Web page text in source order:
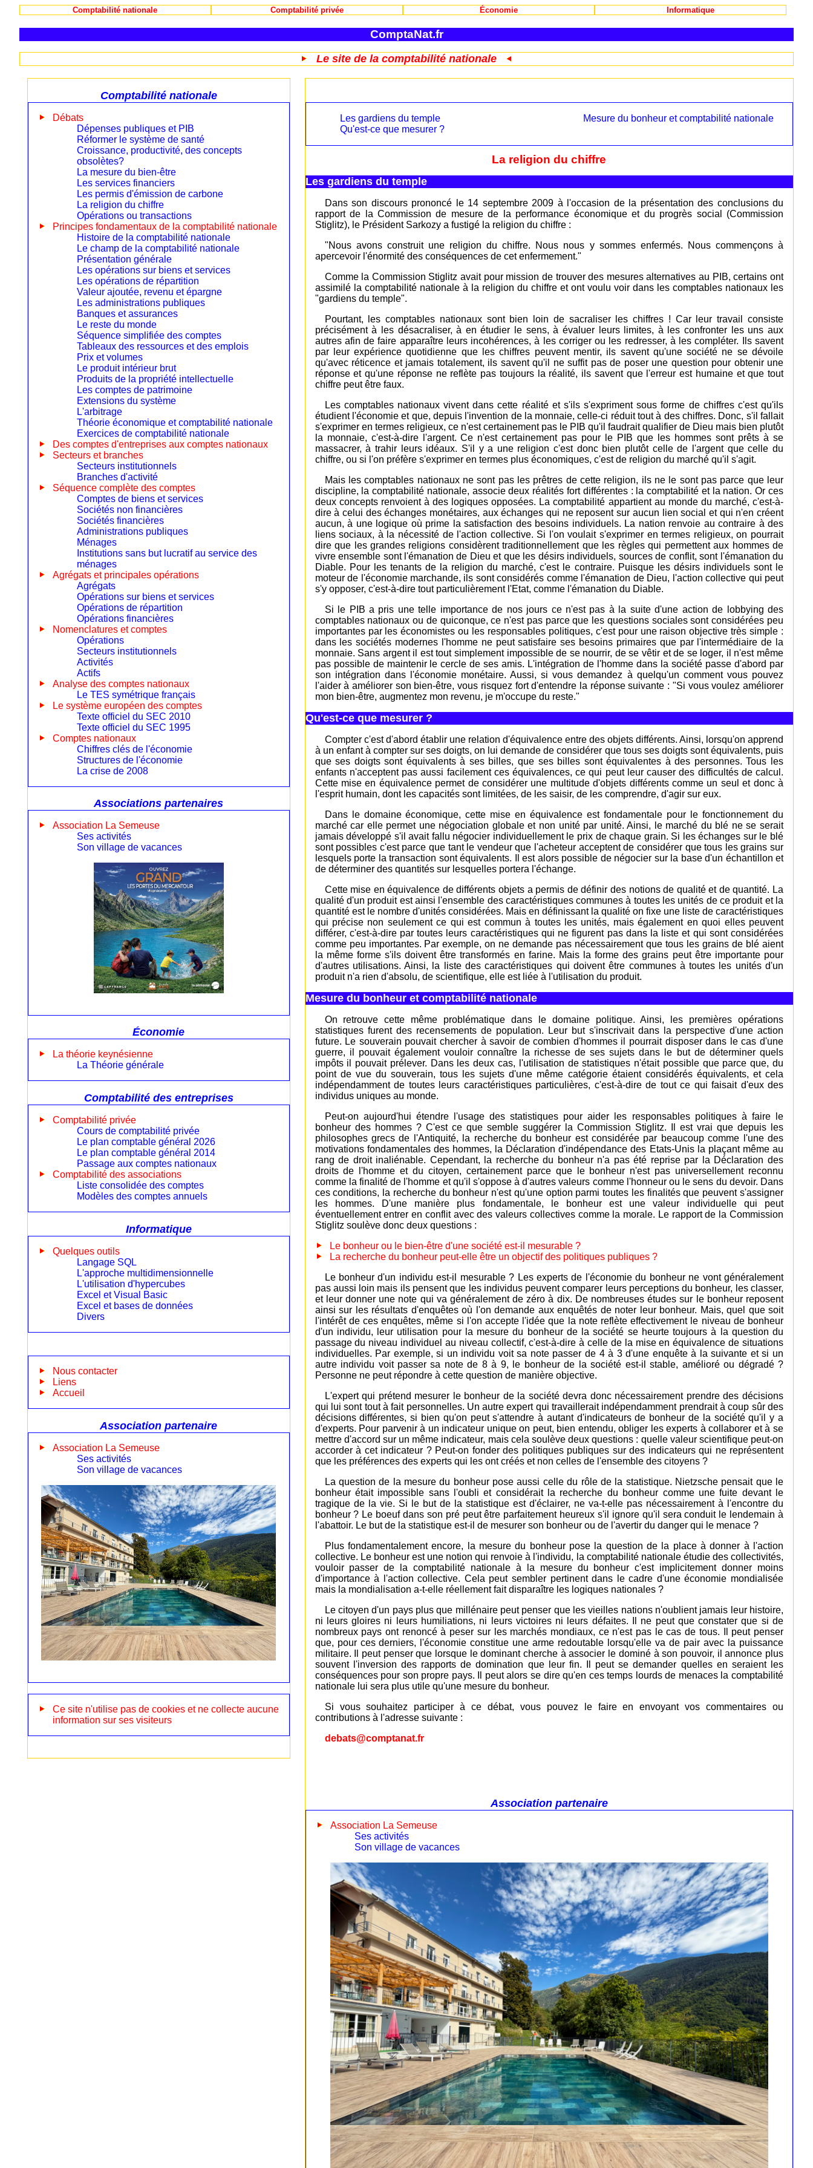
Comptabilité nationale Comptabilité privée Économie Informatique
ComptaNat.fr
Le site de la comptabilité nationale
Les gardiens du temple
Qu'est-ce que mesurer ?
Mesure du bonheur et comptabilité nationale
La religion du chiffre
Les gardiens du temple
Dans son discours prononcé le 14 septembre 2009 à l'occasion de la présentation des conclusions du
rapport de la Commission de mesure de la performance économique et du progrès social (Commission
Stiglitz), le Président Sarkozy a fustigé la religion du chiffre :
"Nous avons construit une religion du chiffre. Nous nous y sommes enfermés. Nous commençons à
apercevoir l'énormité des conséquences de cet enfermement."
Comme la Commission Stiglitz avait pour mission de trouver des mesures alternatives au PIB, certains ont
assimilé la comptabilité nationale à la religion du chiffre et ont voulu voir dans les comptables nationaux les
"gardiens du temple".
Pourtant, les comptables nationaux sont bien loin de sacraliser les chiffres ! Car leur travail consiste
précisément à les désacraliser, à en étudier le sens, à évaluer leurs limites, à les confronter les uns aux
autres afin de faire apparaître leurs incohérences, à les corriger ou les redresser, à les compléter. Ils savent
par leur expérience quotidienne que les chiffres peuvent mentir, ils savent qu'une société ne se dévoile
qu'avec réticence et jamais totalement, ils savent qu'il ne suffit pas de poser une question pour obtenir une
réponse et qu'une réponse ne reflète pas toujours la réalité, ils savent que l'erreur est humaine et que tout
chiffre peut être faux.
Les comptables nationaux vivent dans cette réalité et s'ils s'expriment sous forme de chiffres c'est qu'ils
étudient l'économie et que, depuis l'invention de la monnaie, celle-ci réduit tout à des chiffres. Donc, s'il fallait
s'exprimer en termes religieux, ce n'est certainement pas le PIB qu'il faudrait qualifier de Dieu mais bien plutôt
la monnaie, c'est-à-dire l'argent. Ce n'est certainement pas pour le PIB que les hommes sont prêts à se
massacrer, à trahir leurs idéaux. S'il y a une religion c'est donc bien plutôt celle de l'argent que celle du
chiffre, ou si l'on préfère s'exprimer en termes plus économiques, c'est de religion du marché qu'il s'agit.
Mais les comptables nationaux ne sont pas les prêtres de cette religion, ils ne le sont pas parce que leur
discipline, la comptabilité nationale, associe deux réalités fort différentes : la comptabilité et la nation. Or ces
deux concepts renvoient à des logiques opposées. La comptabilité appartient au monde du marché, c'est-à-
dire à celui des échanges monétaires, aux échanges qui ne reposent sur aucun lien social et qui n'en créent
aucun, à une logique où prime la satisfaction des besoins individuels. La nation renvoie au contraire à des
liens sociaux, à la nécessité de l'action collective. Si l'on voulait s'exprimer en termes religieux, on pourrait
dire que les grandes religions considèrent traditionnellement que les règles qui permettent aux hommes de
vivre ensemble sont l'émanation de Dieu et que les désirs individuels, sources de conflit, sont l'émanation du
Diable. Pour les tenants de la religion du marché, c'est le contraire. Puisque les désirs individuels sont le
moteur de l'économie marchande, ils sont considérés comme l'émanation de Dieu, l'action collective qui peut
s'y opposer, c'est-à-dire tout particulièrement l'Etat, comme l'émanation du Diable.
Si le PIB a pris une telle importance de nos jours ce n'est pas à la suite d'une action de lobbying des
comptables nationaux ou de quiconque, ce n'est pas parce que les questions sociales sont considérées peu
importantes par les économistes ou les responsables politiques, c'est pour une raison objective très simple :
dans les sociétés modernes l'homme ne peut satisfaire ses besoins primaires que par l'intermédiaire de la
monnaie. Sans argent il est tout simplement impossible de se nourrir, de se vêtir et de se loger, il n'est même
pas possible de maintenir le cercle de ses amis. L'intégration de l'homme dans la société passe d'abord par
son intégration dans l'économie monétaire. Aussi, si vous demandez à quelqu'un comment vous pouvez
l'aider à améliorer son bien-être, vous risquez fort d'entendre la réponse suivante : "Si vous voulez améliorer
mon bien-être, augmentez mon revenu, je m'occupe du reste."
Qu'est-ce que mesurer ?
Compter c'est d'abord établir une relation d'équivalence entre des objets différents. Ainsi, lorsqu'on apprend
à un enfant à compter sur ses doigts, on lui demande de considérer que tous ses doigts sont équivalents, puis
que ses doigts sont équivalents à ses billes, que ses billes sont équivalentes à des personnes. Tous les
enfants n'acceptent pas aussi facilement ces équivalences, ce qui peut leur causer des difficultés de calcul.
Cette mise en équivalence permet de considérer une multitude d'objets différents comme un seul et donc à
l'esprit humain, dont les capacités sont limitées, de les saisir, de les comprendre, d'agir sur eux.
Dans le domaine économique, cette mise en équivalence est fondamentale pour le fonctionnement du
marché car elle permet une négociation globale et non unité par unité. Ainsi, le marché du blé ne se serait
jamais développé s'il avait fallu négocier individuellement le prix de chaque grain. Si les échanges sur le blé
sont possibles c'est parce que tant le vendeur que l'acheteur acceptent de considérer que tous les grains sur
lesquels porte la transaction sont équivalents. Il est alors possible de négocier sur la base d'un échantillon et
de déterminer des quantités sur lesquelles portera l'échange.
Cette mise en équivalence de différents objets a permis de définir des notions de qualité et de quantité. La
qualité d'un produit est ainsi l'ensemble des caractéristiques communes à toutes les unités de ce produit et la
quantité est le nombre d'unités considérées. Mais en définissant la qualité on fixe une liste de caractéristiques
qui précise non seulement ce qui est commun à toutes les unités, mais également en quoi elles peuvent
différer, c'est-à-dire par toutes leurs caractéristiques qui ne figurent pas dans la liste et qui sont considérées
comme peu importantes. Par exemple, on ne demande pas nécessairement que tous les grains de blé aient
la même forme s'ils doivent être transformés en farine. Mais la forme des grains peut être importante pour
d'autres utilisations. Ainsi, la liste des caractéristiques qui doivent être communes à toutes les unités d'un
produit n'a rien d'absolu, de scientifique, elle est liée à l'utilisation du produit.
Mesure du bonheur et comptabilité nationale
On retrouve cette même problématique dans le domaine politique. Ainsi, les premières opérations
statistiques furent des recensements de population. Leur but s'inscrivait dans la perspective d'une action
future. Le souverain pouvait chercher à savoir de combien d'hommes il pourrait disposer dans le cas d'une
guerre, il pouvait également vouloir connaître la richesse de ses sujets dans le but de déterminer quels
impôts il pouvait prélever. Dans les deux cas, l'utilisation de statistiques n'était possible que parce que, du
point de vue du souverain, tous les sujets d'une même catégorie étaient considérés équivalents, et cela
indépendamment de toutes leurs caractéristiques particulières, c'est-à-dire de tout ce qui faisait d'eux des
individus uniques au monde.
Peut-on aujourd'hui étendre l'usage des statistiques pour aider les responsables politiques à faire le
bonheur des hommes ? C'est ce que semble suggérer la Commission Stiglitz. Il est vrai que depuis les
philosophes grecs de l'Antiquité, la recherche du bonheur est considérée par beaucoup comme l'une des
motivations fondamentales des hommes, la Déclaration d'indépendance des Etats-Unis la plaçant même au
rang de droit inaliénable. Cependant, la recherche du bonheur n'a pas été reprise par la Déclaration des
droits de l'homme et du citoyen, certainement parce que le bonheur n'est pas universellement reconnu
comme la finalité de l'homme et qu'il s'oppose à d'autres valeurs comme l'honneur ou le sens du devoir. Dans
ces conditions, la recherche du bonheur n'est qu'une option parmi toutes les finalités que peuvent s'assigner
les hommes. D'une manière plus fondamentale, le bonheur est une valeur individuelle qui peut
éventuellement entrer en conflit avec des valeurs collectives comme la morale. Le rapport de la Commission
Stiglitz soulève donc deux questions :
Le bonheur ou le bien-être d'une société est-il mesurable ?
La recherche du bonheur peut-elle être un objectif des politiques publiques ?
Le bonheur d'un individu est-il mesurable ? Les experts de l'économie du bonheur ne vont généralement
pas aussi loin mais ils pensent que les individus peuvent comparer leurs perceptions du bonheur, les classer,
et leur donner une note qui va généralement de zéro à dix. De nombreuses études sur le bonheur reposent
ainsi sur les résultats d'enquêtes où l'on demande aux enquêtés de noter leur bonheur. Mais, quel que soit
l'intérêt de ces enquêtes, même si l'on accepte l'idée que la note reflète effectivement le niveau de bonheur
d'un individu, leur utilisation pour la mesure du bonheur de la société se heurte toujours à la question du
passage du niveau individuel au niveau collectif, c'est-à-dire à celle de la mise en équivalence de situations
individuelles. Par exemple, si un individu voit sa note passer de 4 à 3 d'une enquête à la suivante et si un
autre individu voit passer sa note de 8 à 9, le bonheur de la société est-il stable, amélioré ou dégradé ?
Personne ne peut répondre à cette question de manière objective.
L'expert qui prétend mesurer le bonheur de la société devra donc nécessairement prendre des décisions
qui lui sont tout à fait personnelles. Un autre expert qui travaillerait indépendamment prendrait à coup sûr des
décisions différentes, si bien qu'on peut s'attendre à autant d'indicateurs de bonheur de la société qu'il y a
d'experts. Pour parvenir à un indicateur unique on peut, bien entendu, obliger les experts à collaborer et à se
mettre d'accord sur un même indicateur, mais cela soulève deux questions : quelle valeur scientifique peut-on
accorder à cet indicateur ? Peut-on fonder des politiques publiques sur des indicateurs qui ne représentent
que les préférences des experts qui les ont créés et non celles de l'ensemble des citoyens ?
La question de la mesure du bonheur pose aussi celle du rôle de la statistique. Nietzsche pensait que le
bonheur était impossible sans l'oubli et considérait la recherche du bonheur comme une fuite devant le
tragique de la vie. Si le but de la statistique est d'éclairer, ne va-t-elle pas nécessairement à l'encontre du
bonheur ? Le boeuf dans son pré peut être parfaitement heureux s'il ignore qu'il sera conduit le lendemain à
l'abattoir. Le but de la statistique est-il de mesurer son bonheur ou de l'avertir du danger qui le menace ?
Plus fondamentalement encore, la mesure du bonheur pose la question de la place à donner à l'action
collective. Le bonheur est une notion qui renvoie à l'individu, la comptabilité nationale étudie des collectivités,
vouloir passer de la comptabilité nationale à la mesure du bonheur c'est implicitement donner moins
d'importance à l'action collective. Cela peut sembler pertinent dans le cadre d'une économie mondialisée
mais la mondialisation a-t-elle réellement fait disparaître les logiques nationales ?
Le citoyen d'un pays plus que millénaire peut penser que les vieilles nations n'oublient jamais leur histoire,
ni leurs gloires ni leurs humiliations, ni leurs victoires ni leurs défaites. Il ne peut que constater que si de
nombreux pays ont renoncé à peser sur les marchés mondiaux, ce n'est pas le cas de tous. Il peut penser
que, pour ces derniers, l'économie constitue une arme redoutable lorsqu'elle va de pair avec la puissance
militaire. Il peut penser que lorsque le dominant cherche à associer le dominé à son pouvoir, il annonce plus
souvent l'inversion des rapports de domination que leur fin. Il peut se demander quelles en seraient les
conséquences pour son propre pays. Il peut alors se dire qu'en ces temps lourds de menaces la comptabilité
nationale lui sera plus utile qu'une mesure du bonheur.
Si vous souhaitez participer à ce débat, vous pouvez le faire en envoyant vos commentaires ou
contributions à l'adresse suivante :
debats@comptanat.fr
Association partenaire
Association La Semeuse
Ses activités
Son village de vacances
Comptabilité nationale
Débats
Dépenses publiques et PIB
Réformer le système de santé
Croissance, productivité, des concepts
obsolètes?
La mesure du bien-être
Les services financiers
Les permis d'émission de carbone
La religion du chiffre
Opérations ou transactions
Principes fondamentaux de la comptabilité nationale
Histoire de la comptabilité nationale
Le champ de la comptabilité nationale
Présentation générale
Les opérations sur biens et services
Les opérations de répartition
Valeur ajoutée, revenu et épargne
Les administrations publiques
Banques et assurances
Le reste du monde
Séquence simplifiée des comptes
Tableaux des ressources et des emplois
Prix et volumes
Le produit intérieur brut
Produits de la propriété intellectuelle
Les comptes de patrimoine
Extensions du système
L'arbitrage
Théorie économique et comptabilité nationale
Exercices de comptabilité nationale
Des comptes d'entreprises aux comptes nationaux
Secteurs et branches
Secteurs institutionnels
Branches d'activité
Séquence complète des comptes
Comptes de biens et services
Sociétés non financières
Sociétés financières
Administrations publiques
Ménages
Institutions sans but lucratif au service des
ménages
Agrégats et principales opérations
Agrégats
Opérations sur biens et services
Opérations de répartition
Opérations financières
Nomenclatures et comptes
Opérations
Secteurs institutionnels
Activités
Actifs
Analyse des comptes nationaux
Le TES symétrique français
Le système européen des comptes
Texte officiel du SEC 2010
Texte officiel du SEC 1995
Comptes nationaux
Chiffres clés de l'économie
Structures de l'économie
La crise de 2008
Associations partenaires
Association La Semeuse
Ses activités
Son village de vacances
Économie
La théorie keynésienne
La Théorie générale
Comptabilité des entreprises
Comptabilité privée
Cours de comptabilité privée
Le plan comptable général 2026
Le plan comptable général 2014
Passage aux comptes nationaux
Comptabilité des associations
Liste consolidée des comptes
Modèles des comptes annuels
Informatique
Quelques outils
Langage SQL
L'approche multidimensionnelle
L'utilisation d'hypercubes
Excel et Visual Basic
Excel et bases de données
Divers
Nous contacter
Liens
Accueil
Association partenaire
Association La Semeuse
Ses activités
Son village de vacances
Ce site n'utilise pas de cookies et ne collecte aucune
information sur ses visiteurs